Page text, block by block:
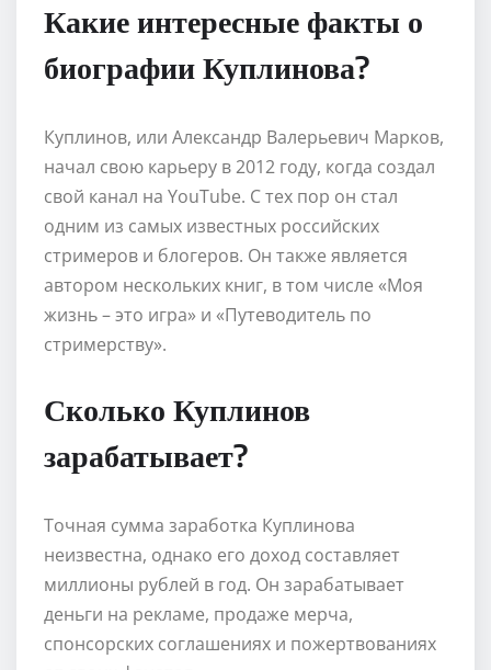
Какие интересные факты о
биографии Куплинова?
Куплинов, или Александр Валерьевич Марков,
начал свою карьеру в 2012 году, когда создал
свой канал на YouTube. С тех пор он стал
одним из самых известных российских
стримеров и блогеров. Он также является
автором нескольких книг, в том числе «Моя
жизнь – это игра» и «Путеводитель по
стримерству».
Сколько Куплинов
зарабатывает?
Точная сумма заработка Куплинова
неизвестна, однако его доход составляет
миллионы рублей в год. Он зарабатывает
деньги на рекламе, продаже мерча,
спонсорских соглашениях и пожертвованиях